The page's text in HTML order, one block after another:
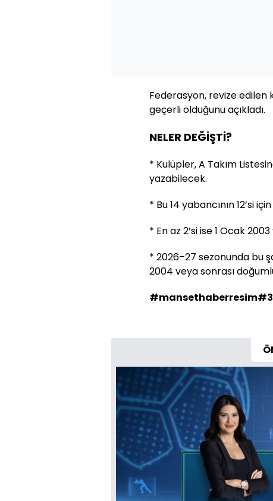
Federasyon, revize edilen
geçerli olduğunu açıkladı.
NELER DEĞİŞTİ?
* Kulüpler, A Takım
yazabilecek.
* Bu 14 yabancının 12’si
* En az 2’si ise 1 Ocak
* 2026–27 sezonunda bu
2004 veya sonrası